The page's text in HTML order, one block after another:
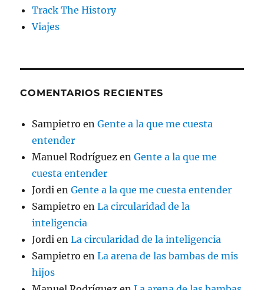
Track The History
Viajes
COMENTARIOS RECIENTES
Sampietro enGente a la que me cuesta
entender
Manuel Rodríguez enGente a la que me
cuesta entender
Jordi enGente a la que me cuesta entender
Sampietro enLa circularidad de la
inteligencia
Jordi enLa circularidad de la inteligencia
Sampietro enLa arena de las bambas de mis
hijos